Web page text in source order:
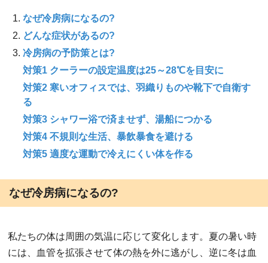
なぜ冷房病になるの?
どんな症状があるの?
冷房病の予防策とは?
対策1 クーラーの設定温度は25～28℃を目安に
対策2 寒いオフィスでは、羽織りものや靴下で自衛す
る
対策3 シャワー浴で済ませず、湯船につかる
対策4 不規則な生活、暴飲暴食を避ける
対策5 適度な運動で冷えにくい体を作る
なぜ冷房病になるの?
私たちの体は周囲の気温に応じて変化します。夏の暑い時
には、血管を拡張させて体の熱を外に逃がし、逆に冬は血